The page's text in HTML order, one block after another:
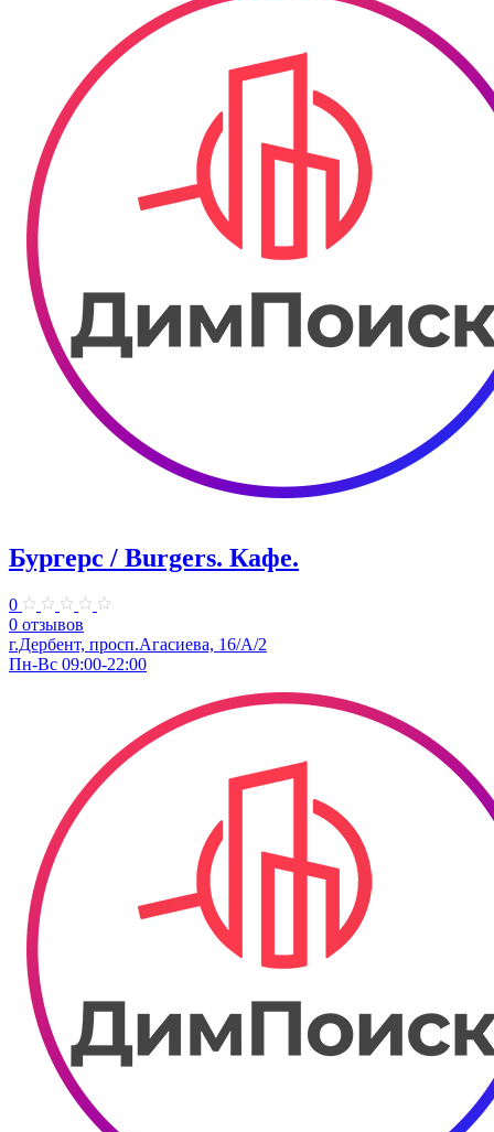
Бургерс / Burgers. Кафе.
0
0 отзывов
г.Дербент, ​просп.Агасиева, 16/А/2
Пн-Вс 09:00-22:00